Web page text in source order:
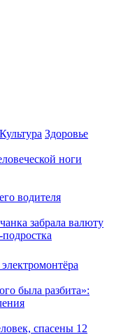
Культура Здоровье
ноги
водителя
забрала валюту
была разбита»:
спасены 12